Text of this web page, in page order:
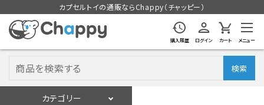
カプセルトイの通販ならChappy（チャッピー）
購入履歴 ログイン カート メニュー
検索
カテゴリー